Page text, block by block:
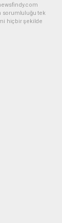
sorumluluğu tek
hiçbir şekilde